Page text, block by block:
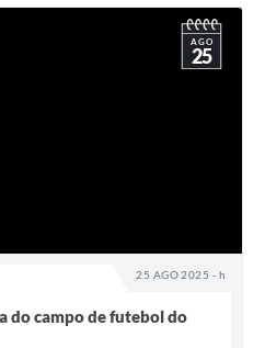
25 AGO 2025 - h
AGO
25
do campo de futebol do